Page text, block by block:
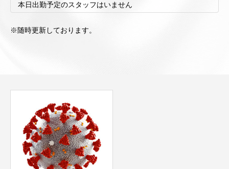
本日出勤予定のスタッフはいません
※随時更新しております。